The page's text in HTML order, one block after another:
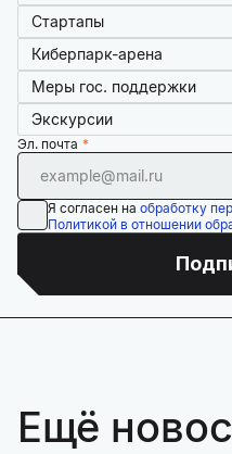
Стартапы
Киберпарк-арена
Меры гос. поддержки
Экскурсии
Эл. почта
Я согласен на обработку
Политикой в отношении
Ещё